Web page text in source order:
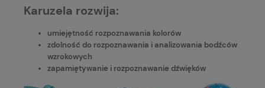
Karuzela rozwija:
umiejętność rozpoznawania kolorów
zdolność do rozpoznawania i analizowania bodźców
wzrokowych
zapamiętywanie i rozpoznawanie dźwięków